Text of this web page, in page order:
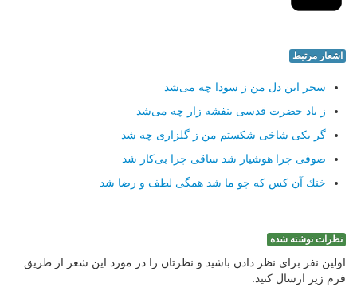
اشعار مرتبط
سحر این دل من ز سودا چه می‌شد
ز باد حضرت قدسی بنفشه زار چه می‌شد
گر یكی شاخی شكستم من ز گلزاری چه شد
صوفی چرا هوشیار شد ساقی چرا بی‌كار شد
خنك آن كس كه چو ما شد همگی لطف و رضا شد
نظرات نوشته شده
اولین نفر برای نظر دادن باشید و نظرتان را در مورد این شعر از طریق
فرم زیر ارسال کنید.